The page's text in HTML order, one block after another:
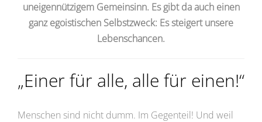
uneigennützigem Gemeinsinn. Es gibt da auch einen
ganz egoistischen Selbstzweck: Es steigert unsere
Lebenschancen.
„Einer für alle, alle für einen!“
Menschen sind nicht dumm. Im Gegenteil! Und weil